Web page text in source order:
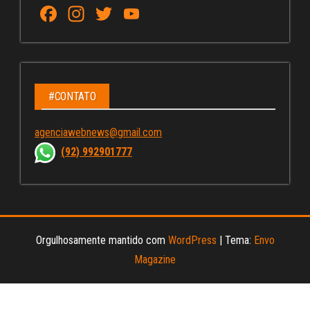
Fa
ce
bo
ok
In
st
ag
ra
m
T
wi
tt
u
Tu
C
ha
nn
#CONTATO
agenciawebnews@gmail.com
(92) 992901777
Orgulhosamente mantido com WordPress | Tema: Envo
Magazine